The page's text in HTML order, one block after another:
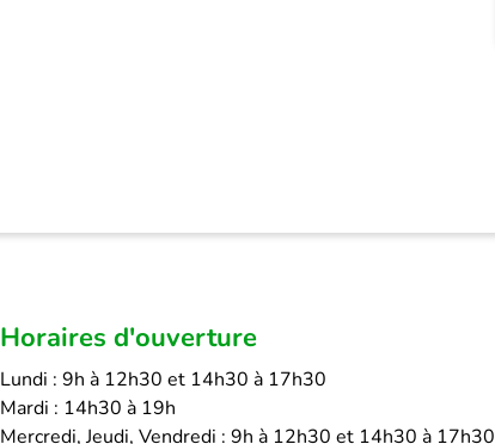
Horaires d'ouverture
Lundi : 9h à 12h30 et 14h30 à 17h30
Mardi : 14h30 à 19h
Mercredi, Jeudi, Vendredi : 9h à 12h30 et 14h30 à 17h30